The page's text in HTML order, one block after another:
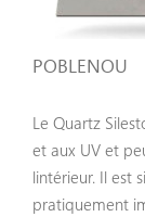
POBLENOU
Le Quartz
et aux UV et
lintérieur. Il est
pratiquement